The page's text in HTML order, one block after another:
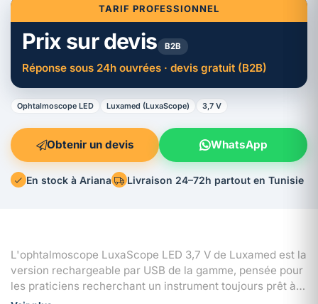
TARIF PROFESSIONNEL
Prix sur devis B2B
Réponse sous 24h ouvrées · devis gratuit (B2B)
Ophtalmoscope LED Luxamed (LuxaScope) 3,7 V
Obtenir un devis WhatsApp
En stock à Ariana Livraison 24–72h partout en Tunisie
L'ophtalmoscope LuxaScope LED 3,7 V de Luxamed est la
version rechargeable par USB de la gamme, pensée pour
les praticiens recherchant un instrument toujours prêt à